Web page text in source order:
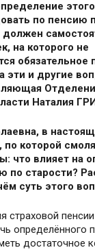
по пенсию
должен
на которого не
обязательное
эти и другие
Наталия
в
по которой
что влияет на
по старости?
суть этого
страховой
определённого
достаточное